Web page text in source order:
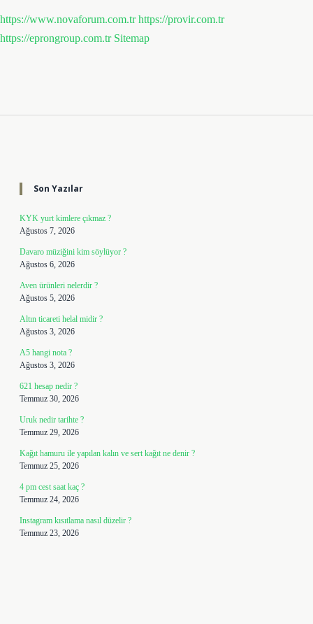
https://www.novaforum.com.tr https://provir.com.tr
https://eprongroup.com.tr Sitemap
Son Yazılar
KYK yurt kimlere çıkmaz ?
Ağustos 7, 2026
Davaro müziğini kim söylüyor ?
Ağustos 6, 2026
Aven ürünleri nelerdir ?
Ağustos 5, 2026
Altın ticareti helal midir ?
Ağustos 3, 2026
A5 hangi nota ?
Ağustos 3, 2026
621 hesap nedir ?
Temmuz 30, 2026
Uruk nedir tarihte ?
Temmuz 29, 2026
Kağıt hamuru ile yapılan kalın ve sert kağıt ne denir ?
Temmuz 25, 2026
4 pm cest saat kaç ?
Temmuz 24, 2026
Instagram kısıtlama nasıl düzelir ?
Temmuz 23, 2026